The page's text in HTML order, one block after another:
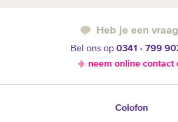
Heb je een
Bel ons op 0341 - 799
neem online contact
Colofon